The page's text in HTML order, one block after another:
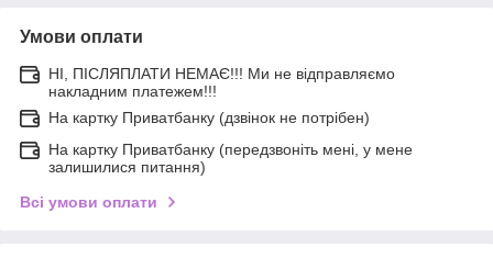
Умови оплати
НІ, ПІСЛЯПЛАТИ НЕМАЄ!!! Ми не відправляємо
накладним платежем!!!
На картку Приватбанку (дзвінок не потрібен)
На картку Приватбанку (передзвоніть мені, у мене
залишилися питання)
Всі умови оплати